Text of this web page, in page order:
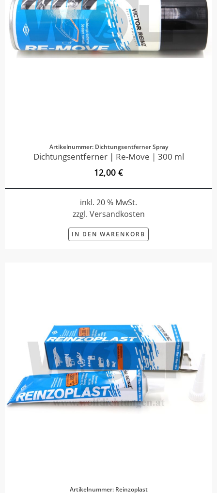
Artikelnummer: Dichtungsentferner Spray
Dichtungsentferner | Re-Move | 300 ml
12,00 €
inkl. 20 % MwSt.
zzgl. Versandkosten
IN DEN WARENKORB
Artikelnummer: Reinzoplast